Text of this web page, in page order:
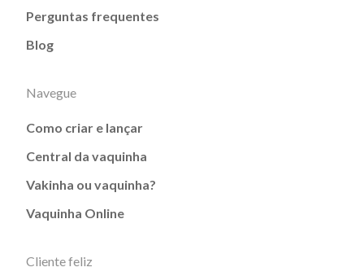
Perguntas frequentes
Blog
Navegue
Como criar e lançar
Central da vaquinha
Vakinha ou vaquinha?
Vaquinha Online
Cliente feliz